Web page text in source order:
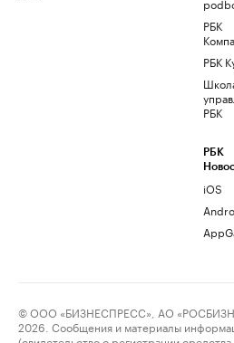
РБК
РБК
РБК
РБК
iOS
© ООО «БИЗНЕСПРЕСС», АО
2026. Сообщения и материалы